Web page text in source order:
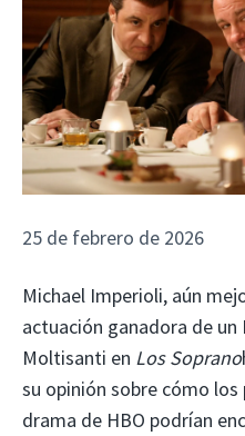
25 de febrero de 2026
Michael Imperioli, aún
actuación ganadora de
Moltisanti en Los Soprano
su opinión sobre cómo
drama de HBO podrían